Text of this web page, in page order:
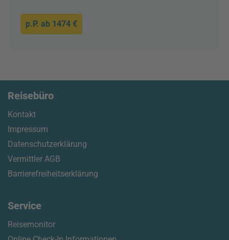
p.P. ab 1474 €
Reisebüro
Kontakt
Impressum
Datenschutzerklärung
Vermittler AGB
Barrierefreiheitserklärung
Service
Reisemonitor